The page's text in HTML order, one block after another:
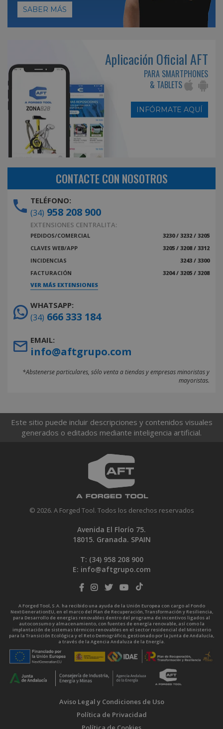
SABER MÁS
Aplicación Oficial AFT
PARA SMARTPHONES
& TABLETS
INFÓRMATE AQUÍ
CONTACTE CON NOSOTROS
TELÉFONO:
(34) 958 208 900
EXTENSIONES CENTRALITA:
PEDIDOS/COMERCIAL
3230 / 3232 / 3205
CLAVES WEB/APP
3205 / 3208 / 3312
INCIDENCIAS
3243 / 3300
FACTURACIÓN
3204 / 3205 / 3208
VER MÁS EXTENSIONES
WHATSAPP:
(34) 666 333 184
EMAIL:
info@aftgrupo.com
*Abstenerse particulares, sólo venta a tiendas y empresas minoristas y
mayoristas.
Este sitio puede incluir descripciones y contenidos visuales
generados o editados mediante inteligencia artificial.
© 2026. A Forged Tool. Todos los derechos reservados
Avenida El Florío 75.
18015. Granada. SPAIN
T: (34) 958 208 900
E: info@aftgrupo.com
A Forged Tool, S.A. ha recibido una ayuda de la Unión Europea con cargo al Fondo
NextGenerationEU, en el marco del Plan de Recuperación, Transformación y Resiliencia,
para Desarrollo de energías renovables dentro del programa de incentivos ligados al
autoconsumo y almacenamiento, con fuentes de energía renovable, así como la
implantación de sistemas térmicos renovables en el sector residencial del Ministerio
para la Transición Ecológica y el Reto Demográfico, gestionado por la Junta de Andalucía,
a través de la Agencia Andaluza de la Energía.
Aviso Legal y Condiciones de Uso
Política de Privacidad